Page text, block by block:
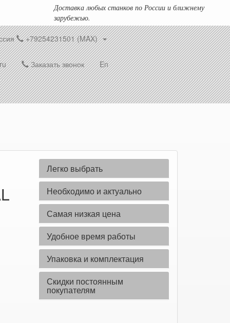
Доставка любых станков по России и ближнему
зарубежью.
+79254231501 (MAX)
Заказать звонок En
Легко выбрать
Необходимо и актуально
Самая низкая цена
Удобное время работы
Упаковка и комплектация
Скидки постоянным
покупателям